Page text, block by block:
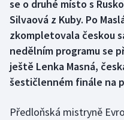
Box
Curling
Cyklistika
se o druhé místo s
Silvaová z Kuby. Po
zkompletovala českou
nedělním programu se
ještě Lenka Masná,
šestičlenném finále na
Předloňská mistryně